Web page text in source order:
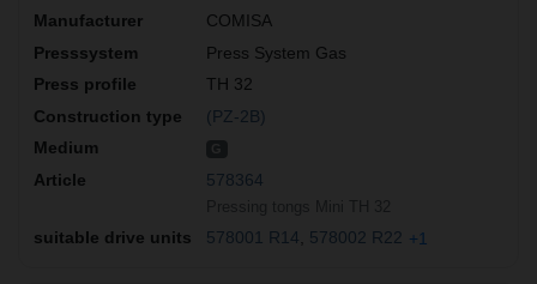
COMISA
Press System Gas
TH 32
(PZ-2B)
578364
578001 R14 578002 R22 +1